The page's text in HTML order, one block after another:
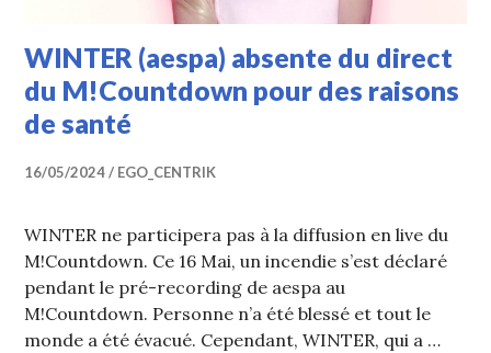
WINTER (aespa) absente du direct
du M!Countdown pour des raisons
de santé
16/05/2024 EGO_CENTRIK
WINTER ne participera pas à la diffusion en live du
M!Countdown. Ce 16 Mai, un incendie s’est déclaré
pendant le pré-recording de aespa au
M!Countdown. Personne n’a été blessé et tout le
monde a été évacué. Cependant, WINTER, qui a …